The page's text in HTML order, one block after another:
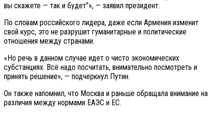
вы скажете — так и будет”», — заявил президент.
По словам российского лидера, даже если Армения изменит
свой курс, это не разрушит гуманитарные и политические
отношения между странами.
«Но речь в данном случае идет о чисто экономических
субстанциях. Всё надо посчитать, внимательно посмотреть и
принять решение», — подчеркнул Путин.
Он также напомнил, что Москва и раньше обращала внимание на
различия между нормами ЕАЭС и ЕС.